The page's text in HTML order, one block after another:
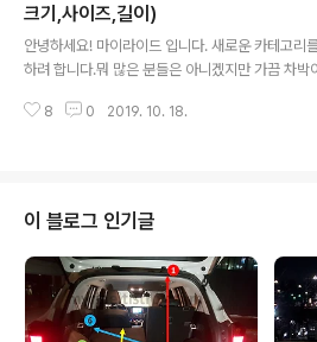
기 바랍니다.2019/10/15 - [자동차 관련 정보/신
석 후기] - 형만한 아우일까? 쌍용 베리뉴티볼리 실
후기 쌍용 2020 베리뉴티볼리 트렁크 실측 데이터
함 크기,길이,사이즈) 아래 번호는 위의 순서와 동일
1. 쌍용 2020 베리뉴티볼리 적재함 높이 : 약
크기,사이즈,길이)
안녕하세요! 마이라이드 입니다. 새로운 카테고리
하려 합니다.뭐 많은 분들은 아니겠지만 가끔 차박
보가 필요하신 분들이 계시기 때문이죠. 그래서 전
수 있도록 준비해볼테니많은 응원부탁드리고, 필요
가 있으실 경우 댓글 남겨주시면 되겠습니다. 추후
가 쌓여가면서 키워드가 정리되겠지만당분간은 표
에 따라 수정이 계속될 수 있으니이점 참고하시기
다. 가장 먼저 만나보실 모델은 쌍용차 SUV의 기
스턴입니다.촬영에 사용된 차량은 5인승 모델입니
8 0 2019. 10. 18.
이 블로그 인기글